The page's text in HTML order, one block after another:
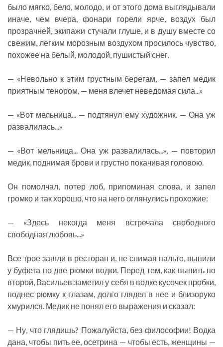
было мягко, бело, молодо, и от этого дома выглядывали
иначе, чем вчера, фонари горели ярче, воздух был
прозрачней, экипажи стучали глуше, и в душу вместе со
свежим, легким морозным воздухом просилось чувство,
похожее на белый, молодой, пушистый снег.
— «Невольно к этим грустным берегам, — запел медик
приятным тенором, — меня влечет неведомая сила...»
— «Вот мельница... — подтянул ему художник. — Она уж
развалилась...»
— «Вот мельница... Она уж развалилась...», — повторил
медик, поднимая брови и грустно покачивая головою.
Он помолчал, потер лоб, припоминая слова, и запел
громко и так хорошо, что на него оглянулись прохожие:
— «Здесь некогда меня встречала свободного
свободная любовь...»
Все трое зашли в ресторан и, не снимая пальто, выпили
у буфета по две рюмки водки. Перед тем, как выпить по
второй, Васильев заметил у себя в водке кусочек пробки,
поднес рюмку к глазам, долго глядел в нее и близоруко
хмурился. Медик не понял его выражения и сказал:
— Ну, что глядишь? Пожалуйста, без философии! Водка
дана, чтобы пить ее, осетрина — чтобы есть, женщины —